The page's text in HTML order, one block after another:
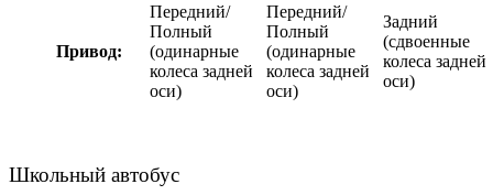
Привод:
Передний/
Полный
(одинарные
колеса задней
оси)
Передний/
Полный
(одинарные
колеса задней
оси)
Задний
(сдвоенные
колеса задней
оси)
Школьный автобус